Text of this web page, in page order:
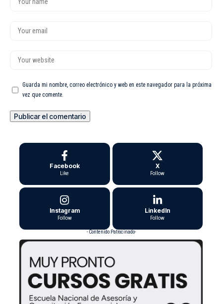
Guarda mi nombre, correo electrónico y web en este navegador para la próxima
vez que comente.
Facebook
Like
X
Follow
Instagram
Follow
LinkedIn
Follow
- Contenido Patrocinado-